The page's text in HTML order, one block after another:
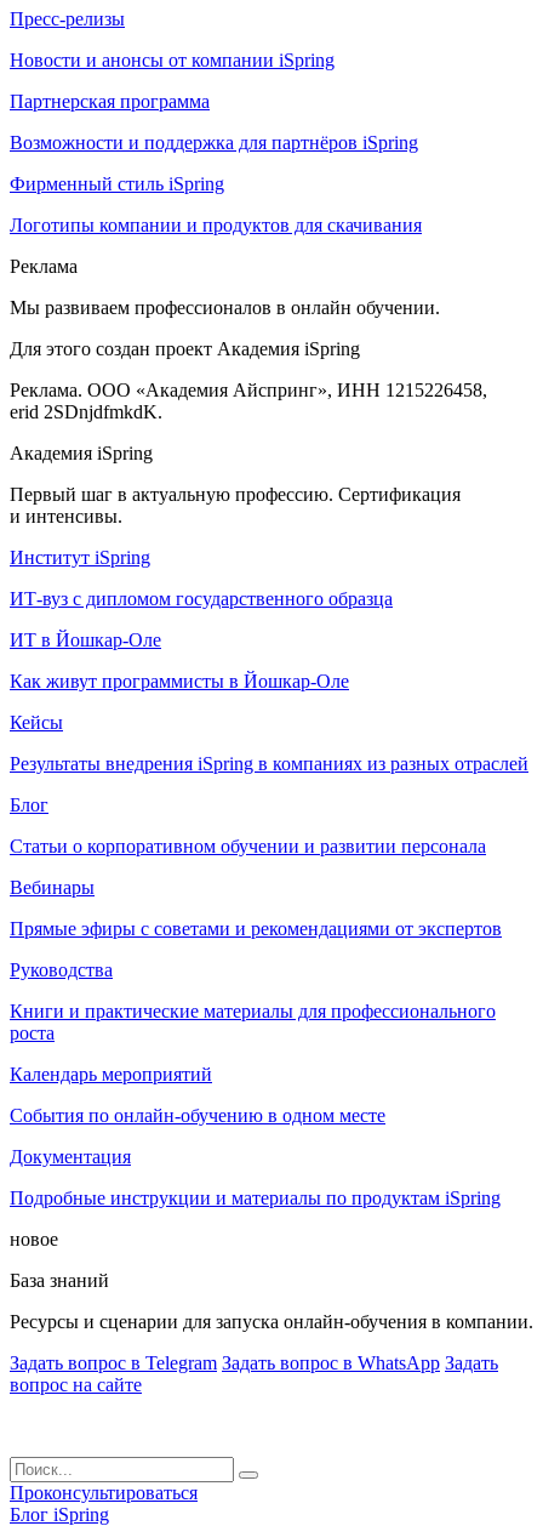
Пресс-релизы
Новости и анонсы от компании iSpring
Партнерская программа
Возможности и поддержка для партнёров iSpring
Фирменный стиль iSpring
Логотипы компании и продуктов для скачивания
Реклама
Мы развиваем профессионалов в онлайн обучении.
Для этого создан проект Академия iSpring
Реклама. ООО «Академия Айспринг», ИНН 1215226458,
erid 2SDnjdfmkdK.
Академия iSpring
Первый шаг в актуальную профессию. Сертификация
и интенсивы.
Институт iSpring
ИТ-вуз с дипломом государственного образца
ИТ в Йошкар-Оле
Как живут программисты в Йошкар‑Оле
Кейсы
Результаты внедрения iSpring в компаниях из разных отраслей
Блог
Статьи о корпоративном обучении и развитии персонала
Вебинары
Прямые эфиры с советами и рекомендациями от экспертов
Руководства
Книги и практические материалы для профессионального
роста
Календарь мероприятий
События по онлайн-обучению в одном месте
Документация
Подробные инструкции и материалы по продуктам iSpring
новое
База знаний
Ресурсы и сценарии для запуска онлайн-обучения в компании.
Задать вопрос в Telegram Задать вопрос в WhatsApp Задать
вопрос на сайте
Проконсультироваться
Блог iSpring